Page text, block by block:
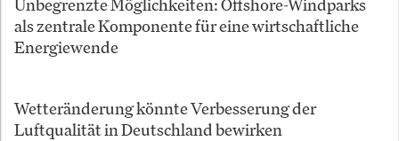
Unbegrenzte Möglichkeiten: Offshore-Windparks
als zentrale Komponente für eine wirtschaftliche
Energiewende
Wetteränderung könnte Verbesserung der
Luftqualität in Deutschland bewirken